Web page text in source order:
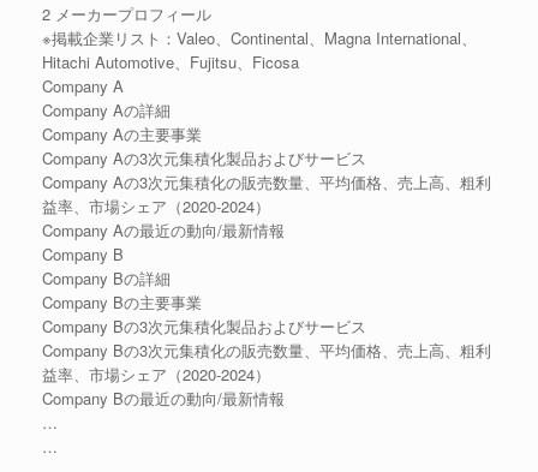
2 メーカープロフィール
※掲載企業リスト：Valeo、Continental、Magna International、
Hitachi Automotive、Fujitsu、Ficosa
Company A
Company Aの詳細
Company Aの主要事業
Company Aの3次元集積化製品およびサービス
Company Aの3次元集積化の販売数量、平均価格、売上高、粗利
益率、市場シェア（2020-2024）
Company Aの最近の動向/最新情報
Company B
Company Bの詳細
Company Bの主要事業
Company Bの3次元集積化製品およびサービス
Company Bの3次元集積化の販売数量、平均価格、売上高、粗利
益率、市場シェア（2020-2024）
Company Bの最近の動向/最新情報
…
…